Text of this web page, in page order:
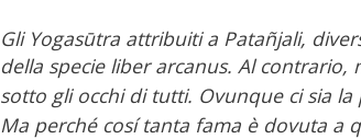
Gli Yogasūtra attribuiti a Patañjali,
della specie liber arcanus. Al
sotto gli occhi di tutti. Ovunque ci sia la
Ma perché cosí tanta fama è dovuta a